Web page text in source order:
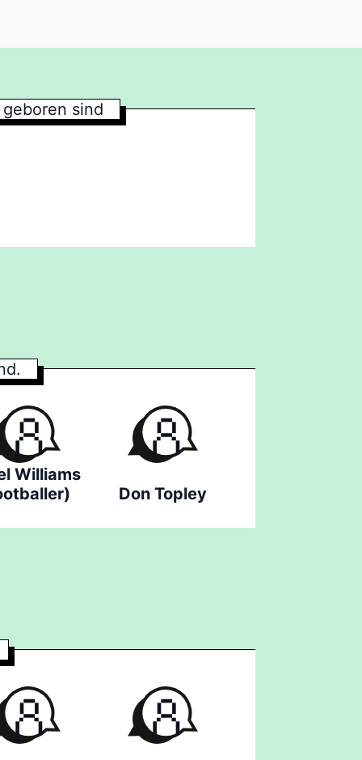
geboren sind
Williams
Don Topley